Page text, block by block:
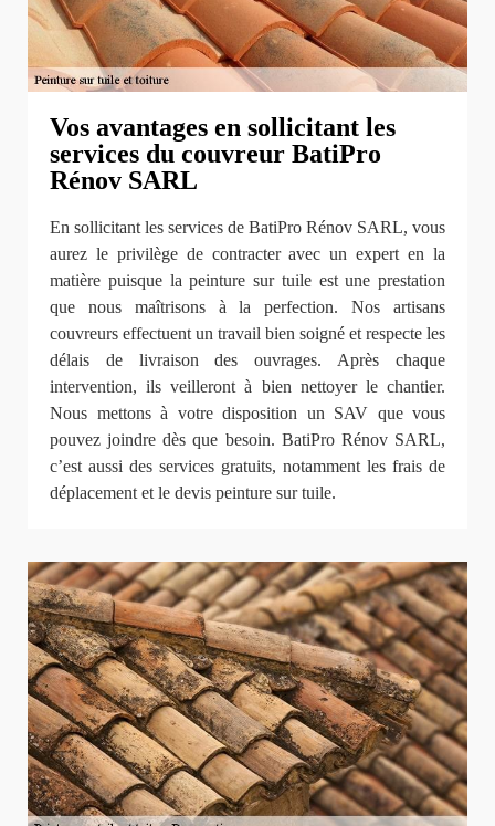
Vos avantages en sollicitant les
services du couvreur BatiPro
Rénov SARL
En sollicitant les services de BatiPro Rénov SARL, vous
aurez le privilège de contracter avec un expert en la
matière puisque la peinture sur tuile est une prestation
que nous maîtrisons à la perfection. Nos artisans
couvreurs effectuent un travail bien soigné et respecte les
délais de livraison des ouvrages. Après chaque
intervention, ils veilleront à bien nettoyer le chantier.
Nous mettons à votre disposition un SAV que vous
pouvez joindre dès que besoin. BatiPro Rénov SARL,
c’est aussi des services gratuits, notamment les frais de
déplacement et le devis peinture sur tuile.